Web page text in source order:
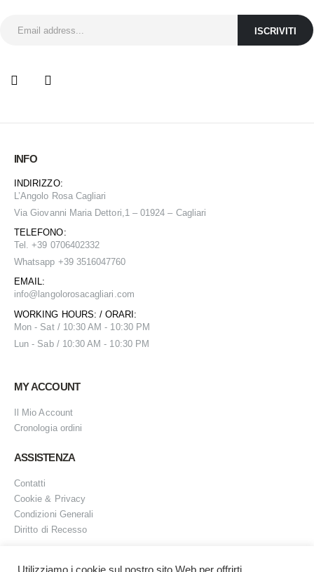
INFO
INDIRIZZO:
L’Angolo Rosa Cagliari
Via Giovanni Maria Dettori,1 – 01924 – Cagliari
TELEFONO:
Tel. +39 0706402332
Whatsapp +39 3516047760
EMAIL:
info@ langolorosacagliari.com
WORKING HOURS: / ORARI:
Mon - Sat / 10:30 AM - 10:30 PM
Lun - Sab / 10:30 AM - 10:30 PM
MY ACCOUNT
Il Mio Account
Cronologia ordini
ASSISTENZA
Contatti
Cookie & Privacy
Condizioni Generali
Diritto di Recesso